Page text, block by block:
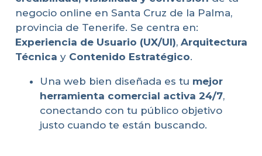
negocio online en Santa Cruz de la Palma,
provincia de Tenerife. Se centra en:
Experiencia de Usuario (UX/UI), Arquitectura
Técnica y Contenido Estratégico.
Una web bien diseñada es tu mejor
herramienta comercial activa 24/7,
conectando con tu público objetivo
justo cuando te están buscando.